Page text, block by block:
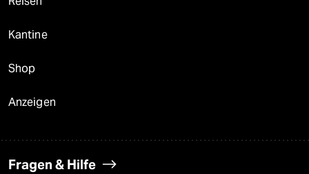
Kantine
Shop
Anzeigen
Fragen & Hilfe